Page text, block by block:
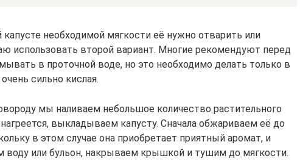
необходимой мягкости её нужно отварить или
использовать второй вариант. Многие рекомендуют перед
в проточной воде, но это необходимо делать только в
сильно кислая.
мы наливаем небольшое количество растительного
выкладываем капусту. Сначала обжариваем её до
в этом случае она приобретает приятный аромат, и
воду или бульон, накрываем крышкой и тушим до мягкости.